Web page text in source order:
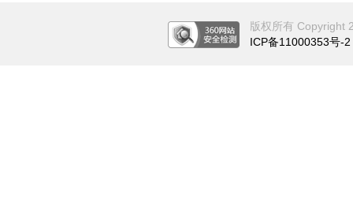
版权所有 Copyright
ICP备11000353号-2